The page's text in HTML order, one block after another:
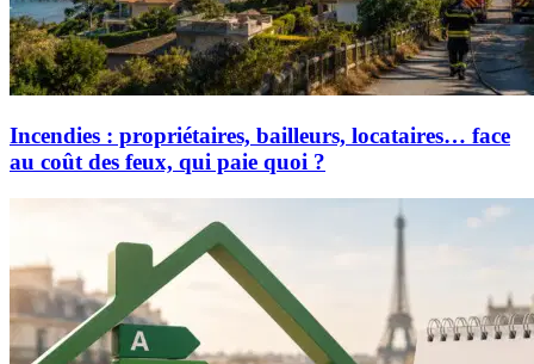
Incendies : propriétaires, bailleurs, locataires… face
au coût des feux, qui paie quoi ?